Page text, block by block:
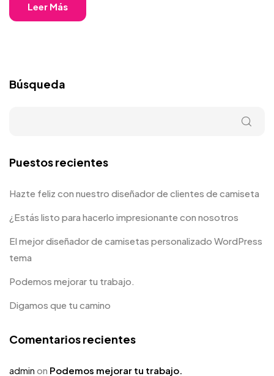
Leer Más
Búsqueda
Puestos recientes
Hazte feliz con nuestro diseñador de clientes de camiseta
¿Estás listo para hacerlo impresionante con nosotros
El mejor diseñador de camisetas personalizado WordPress
tema
Podemos mejorar tu trabajo.
Digamos que tu camino
Comentarios recientes
admin on Podemos mejorar tu trabajo.